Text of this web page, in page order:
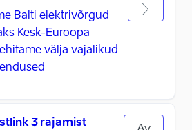
Balti elektrivõrgud
Kesk-Euroopa
välja vajalikud
3 rajamist